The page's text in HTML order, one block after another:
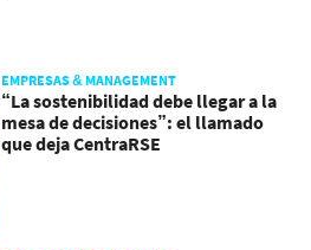
EMPRESAS & MANAGEMENT
“La sostenibilidad debe llegar a la
mesa de decisiones”: el llamado
que deja CentraRSE